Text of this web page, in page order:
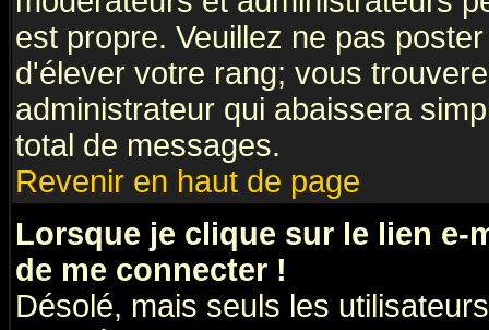
est propre. Veuillez ne pas
d'élever votre rang; vous
administrateur qui abaissera
total de messages.
Revenir en haut de page
Lorsque je clique sur le lien e-
de me connecter !
Désolé, mais seuls les